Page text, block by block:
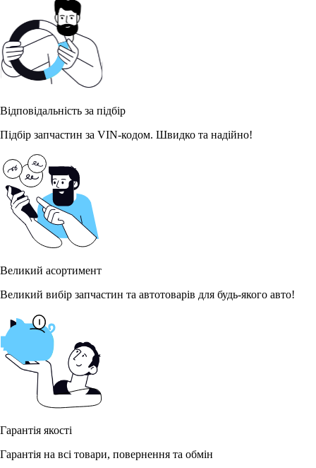
Відповідальність за підбір
Підбір запчастин за VIN-кодом. Швидко та надійно!
Великий асортимент
Великий вибір запчастин та автотоварів для будь-якого авто!
Гарантія якості
Гарантія на всі товари, повернення та обмін